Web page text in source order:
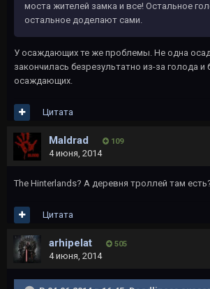
моста жителей замка и все! Остальное
остальное доделают сами.
У осаждающих те же проблемы. Не одна
закончилась безрезультатно из-за голода и
осаждающих.
Цитата
Maldrad 109
4 июня, 2014
The Hinterlands? А деревня троллей там
Цитата
arhipelat 505
4 июня, 2014